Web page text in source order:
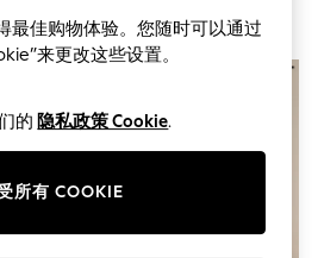
最佳购物体验。您随时可以通过
来更改这些设置。
的 隐私政策 Cookie.
所有 COOKIE